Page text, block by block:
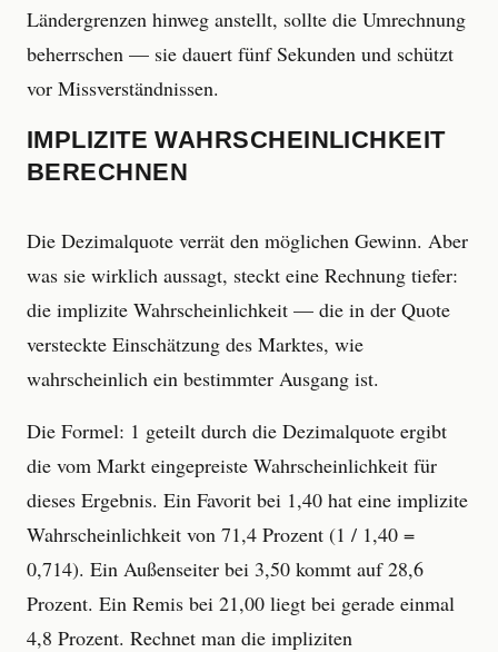
Ländergrenzen hinweg anstellt, sollte die Umrechnung
beherrschen — sie dauert fünf Sekunden und schützt
vor Missverständnissen.
IMPLIZITE WAHRSCHEINLICHKEIT
BERECHNEN
Die Dezimalquote verrät den möglichen Gewinn. Aber
was sie wirklich aussagt, steckt eine Rechnung tiefer:
die implizite Wahrscheinlichkeit — die in der Quote
versteckte Einschätzung des Marktes, wie
wahrscheinlich ein bestimmter Ausgang ist.
Die Formel: 1 geteilt durch die Dezimalquote ergibt
die vom Markt eingepreiste Wahrscheinlichkeit für
dieses Ergebnis. Ein Favorit bei 1,40 hat eine implizite
Wahrscheinlichkeit von 71,4 Prozent (1 / 1,40 =
0,714). Ein Außenseiter bei 3,50 kommt auf 28,6
Prozent. Ein Remis bei 21,00 liegt bei gerade einmal
4,8 Prozent. Rechnet man die impliziten